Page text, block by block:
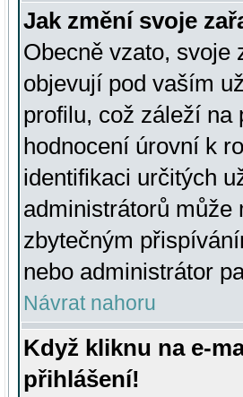
Jak změní svoje
Obecně vzato, svoje
objevují pod vaším
profilu, což záleží na
hodnocení úrovní k
identifikaci určitých
administrátorů může
zbytečným
nebo administrátor
Návrat nahoru
Když kliknu na e-
přihlášení!